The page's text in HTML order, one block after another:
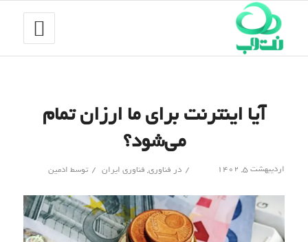
آیا اینترنت برای ما ارزان تمام
می‌شود؟
اردیبهشت ۵, ۱۴۰۲ / در فناوری, فناوری ایران / توسط ادمین